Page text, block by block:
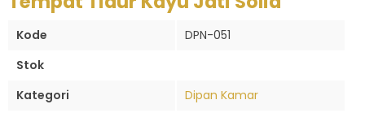
Kode
DPN-051
Stok
Kategori
Dipan Kamar